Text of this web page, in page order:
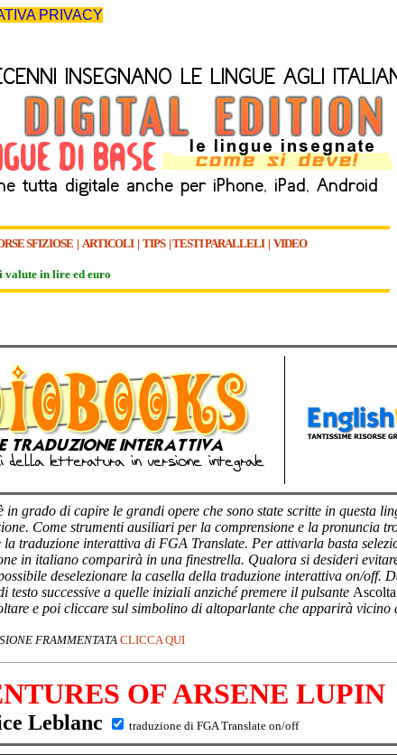
PRIVACY
SFIZIOSE | ARTICOLI| TIPS|TESTI PARALLELI| VIDEO
valute in lire ed euro
in grado di capire le grandi opere che sono state scritte in questa
Come strumenti ausiliari per la comprensione e la pronuncia
traduzione interattiva di FGA Translate. Per attivarla basta
in italiano comparirà in una finestrella. Qualora si desideri
deselezionare la casella della traduzione interattiva on/off.
successive a quelle iniziali anziché premere il pulsante
e poi cliccare sul simbolino di altoparlante che apparirà
FRAMMENTATACLICCA QUI
OF ARSENE LUPIN
Leblanc traduzione di FGA Translate on/off